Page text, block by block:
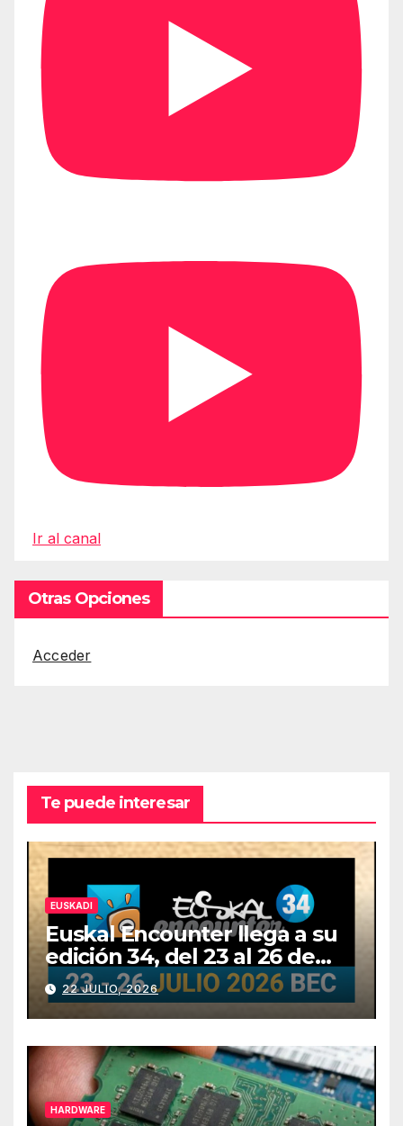
Ir al canal
Otras Opciones
Acceder
Te puede interesar
EUSKADI
Euskal Encounter llega a su
edición 34, del 23 al 26 de
julio
22 JULIO, 2026
HARDWARE